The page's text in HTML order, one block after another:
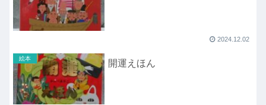
2024.12.02
絵本 開運えほん